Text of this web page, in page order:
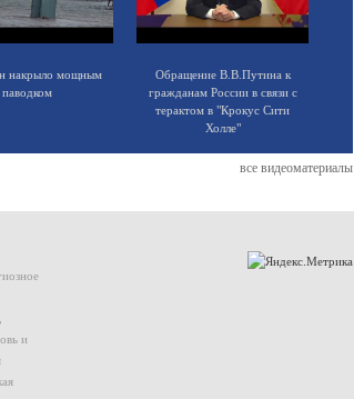
накрыло мощным
паводком
Обращение В.В.Путина к
гражданам России в связи с
терактом в "Крокус Сити
Холле"
все видеоматериалы
и